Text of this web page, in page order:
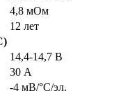
4,8 мОм
12 лет
14,4-14,7 В
30 А
-4 мВ/°С/эл.